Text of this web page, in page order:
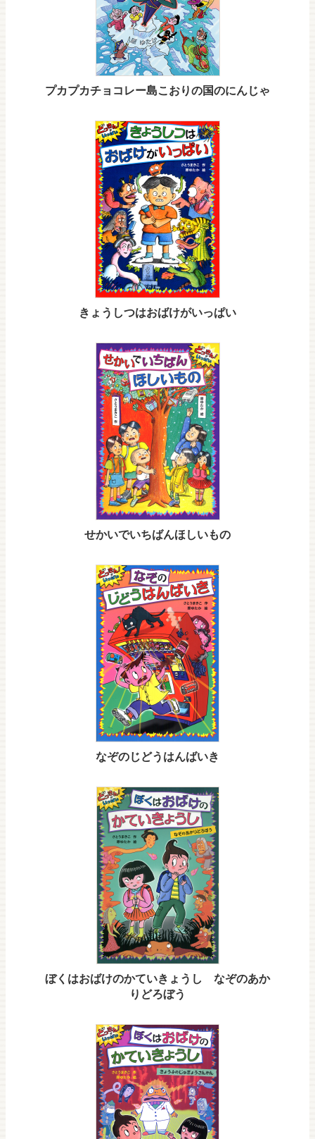
プカプカチョコレー島こおりの国のにんじゃ
きょうしつはおばけがいっぱい
せかいでいちばんほしいもの
なぞのじどうはんばいき
ぼくはおばけのかていきょうし なぞのあか
りどろぼう